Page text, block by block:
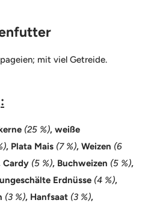
mit viel Getreide.
(25 %), weiße
, Plata Mais (7 %), Weizen (6
Cardy (5 %), Buchweizen (5 %),
Erdnüsse (4 %),
(3 %), Hanfsaat (3 %),